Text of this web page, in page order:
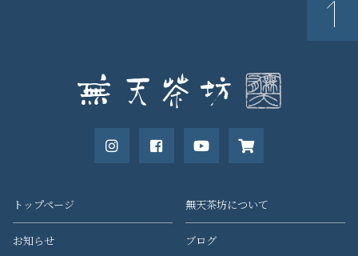
トップページ 無天茶坊について
お知らせ ブログ